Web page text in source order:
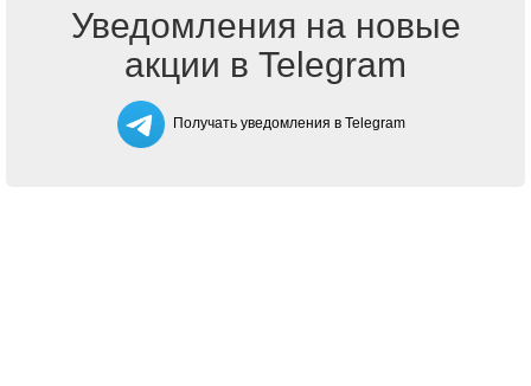
Уведомления на новые
акции в Telegram
Получать уведомления в Telegram